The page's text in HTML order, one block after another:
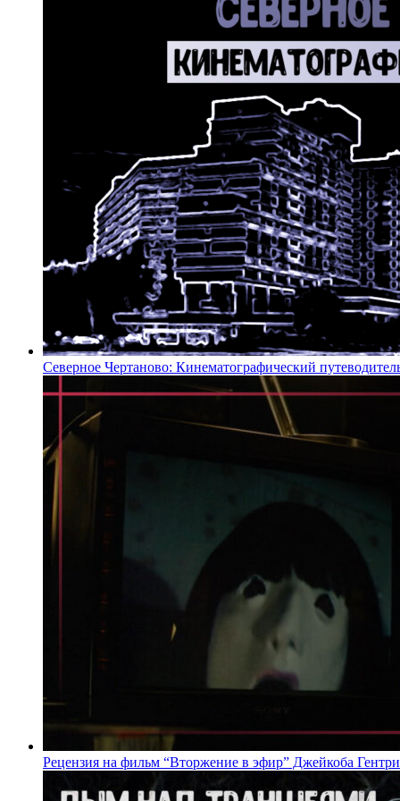
Северное Чертаново: Кинематографический
Рецензия на фильм “Вторжение в эфир” Джейкоба Гентри